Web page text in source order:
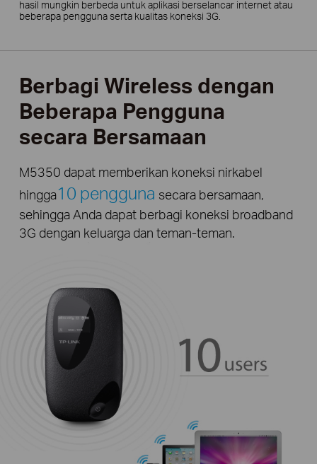
hasil mungkin berbeda untuk aplikasi berselancar internet atau
beberapa pengguna serta kualitas koneksi 3G.
Berbagi Wireless dengan
Beberapa Pengguna
secara Bersamaan
M5350 dapat memberikan koneksi nirkabel
hingga10 pengguna secara bersamaan,
sehingga Anda dapat berbagi koneksi broadband
3G dengan keluarga dan teman-teman.